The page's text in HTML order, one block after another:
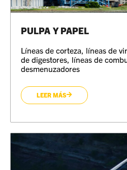
PULPA Y PAPEL
Líneas de corteza, líneas de
de digestores, líneas de
desmenuzadores
LEER MÁS